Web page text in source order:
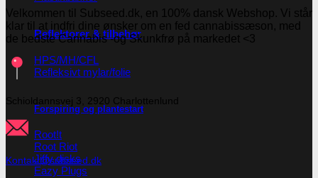
Reflektorer & tilbehør
HPS/MH/CFL
Refleksivt mylar/folie
Forspiring og plantestart
Root!t
Root Riot
Jiffy disks
Eazy Plugs
Velkommen til Subseed.dk, en 100% dansk Webshop. Vi står
klar til at indfri dine ønsker om en fed cannabissæson, med
de bedste Cannabis -og Skunkfrø på markedet <3
Schioldannsvej 3, 2920 Charlottenlund
Kontakt@subseed.dk